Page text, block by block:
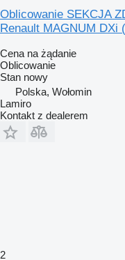
Oblicowanie SEKCJA
Renault MAGNUM DXi
Cena na żądanie
Oblicowanie
Stan nowy
Polska, Wołomin
Lamiro
Kontakt z dealerem
2